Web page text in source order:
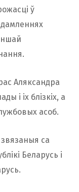
ў
Аляксандра
і іх блізкіх, а
асоб.
са
Беларусь і